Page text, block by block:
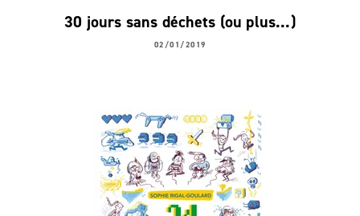
30 jours sans déchets (ou plus...)
02/01/2019